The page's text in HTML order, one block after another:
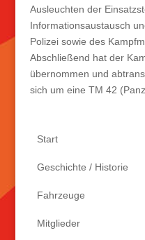
Ausleuchten der
Informationsaustausch
Polizei sowie des
Abschließend hat der
übernommen und
sich um eine TM 42
Start
Geschichte / Historie
Fahrzeuge
Mitglieder